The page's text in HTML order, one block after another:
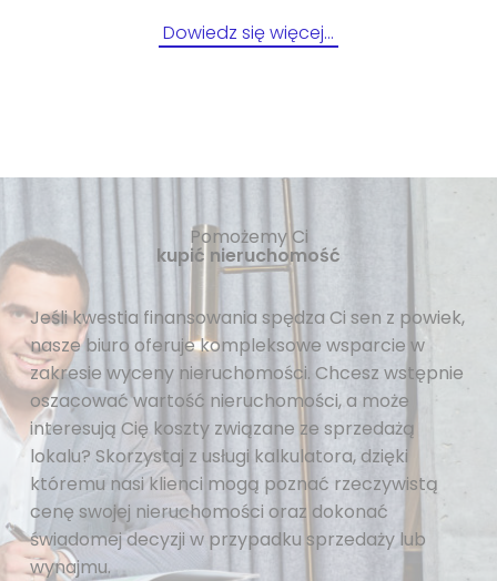
Dowiedz się więcej…
Pomożemy Ci
kupić nieruchomość
Jeśli kwestia finansowania spędza Ci sen z powiek,
nasze biuro oferuje kompleksowe wsparcie w
zakresie wyceny nieruchomości. Chcesz wstępnie
oszacować wartość nieruchomości, a może
interesują Cię koszty związane ze sprzedażą
lokalu? Skorzystaj z usługi kalkulatora, dzięki
któremu nasi klienci mogą poznać rzeczywistą
cenę swojej nieruchomości oraz dokonać
świadomej decyzji w przypadku sprzedaży lub
wynajmu.